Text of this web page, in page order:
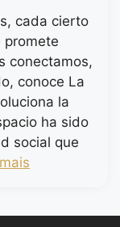
cada cierto
promete
conectamos,
conoce La
la
ha sido
social que